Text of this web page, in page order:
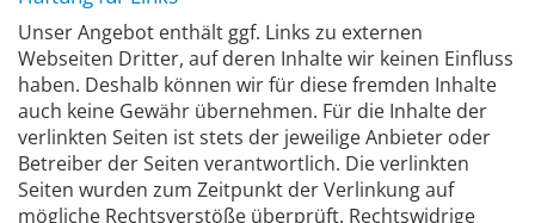
Unser Angebot enthält ggf. Links zu externen
Webseiten Dritter, auf deren Inhalte wir keinen Einfluss
haben. Deshalb können wir für diese fremden Inhalte
auch keine Gewähr übernehmen. Für die Inhalte der
verlinkten Seiten ist stets der jeweilige Anbieter oder
Betreiber der Seiten verantwortlich. Die verlinkten
Seiten wurden zum Zeitpunkt der Verlinkung auf
mögliche Rechtsverstöße überprüft. Rechtswidrige